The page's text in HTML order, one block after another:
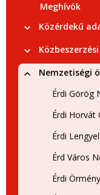
Meghívók
Közérdekű
Nemzetiségi
Érdi Görög
Érdi Horvát
Érdi
Érd Város
Érdi